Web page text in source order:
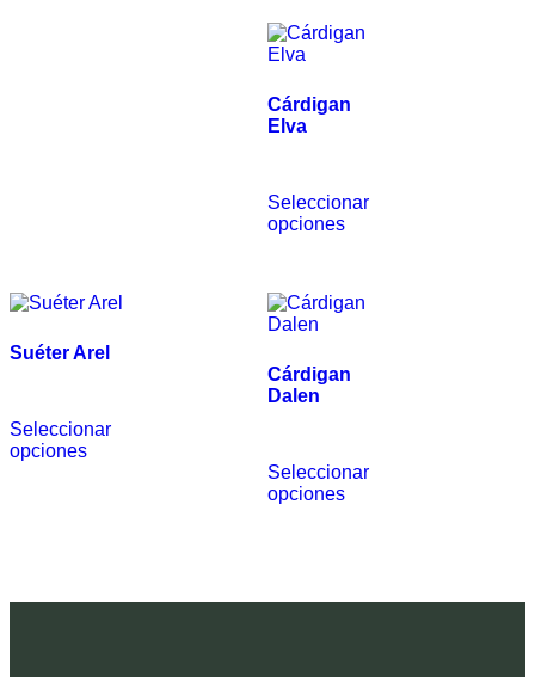
Cárdigan
Elva
Seleccionar
opciones
Suéter Arel
Seleccionar
opciones
Cárdigan
Dalen
Seleccionar
opciones